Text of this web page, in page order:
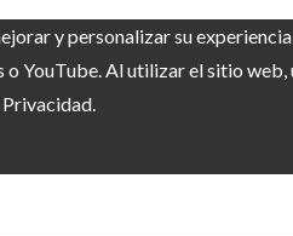
y personalizar su
YouTube. Al utilizar el sitio